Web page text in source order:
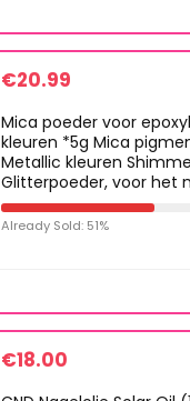
€20.99
Mica poeder voor
kleuren *5g Mica
Metallic kleuren
Glitterpoeder, voor het
Already Sold: 51%
€18.00